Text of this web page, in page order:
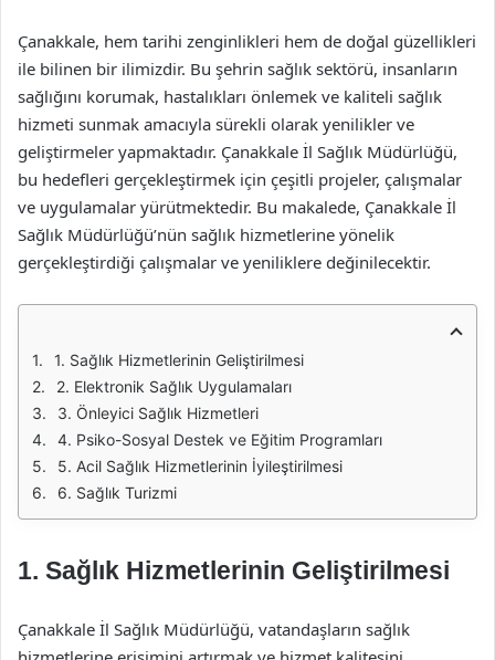
Çanakkale, hem tarihi zenginlikleri hem de doğal güzellikleri
ile bilinen bir ilimizdir. Bu şehrin sağlık sektörü, insanların
sağlığını korumak, hastalıkları önlemek ve kaliteli sağlık
hizmeti sunmak amacıyla sürekli olarak yenilikler ve
geliştirmeler yapmaktadır. Çanakkale İl Sağlık Müdürlüğü,
bu hedefleri gerçekleştirmek için çeşitli projeler, çalışmalar
ve uygulamalar yürütmektedir. Bu makalede, Çanakkale İl
Sağlık Müdürlüğü’nün sağlık hizmetlerine yönelik
gerçekleştirdiği çalışmalar ve yeniliklere değinilecektir.
1. Sağlık Hizmetlerinin Geliştirilmesi
2. Elektronik Sağlık Uygulamaları
3. Önleyici Sağlık Hizmetleri
4. Psiko-Sosyal Destek ve Eğitim Programları
5. Acil Sağlık Hizmetlerinin İyileştirilmesi
6. Sağlık Turizmi
1. Sağlık Hizmetlerinin Geliştirilmesi
Çanakkale İl Sağlık Müdürlüğü, vatandaşların sağlık